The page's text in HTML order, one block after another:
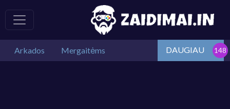
Arkados Mergaitėms DAUGIAU